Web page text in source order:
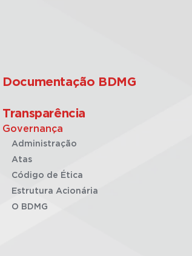
Documentação BDMG
Transparência
Governança
Administração
Atas
Código de Ética
Estrutura Acionária
O BDMG